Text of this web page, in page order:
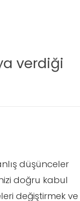
verdiği
düşünceler
doğru kabul
değiştirmek ve